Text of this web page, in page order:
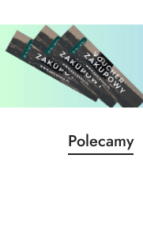
Pomiń karuzelę
Produkty
o
Polecamy